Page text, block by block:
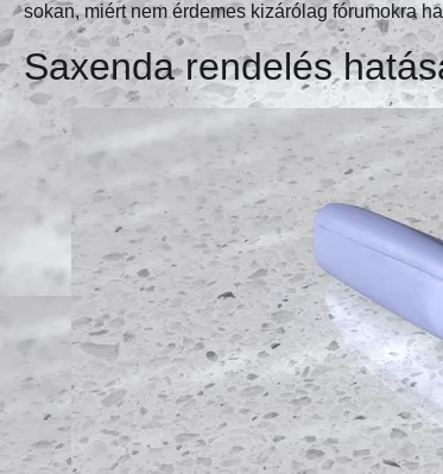
sokan, miért nem érdemes kizárólag fórumokra
Saxenda rendelés